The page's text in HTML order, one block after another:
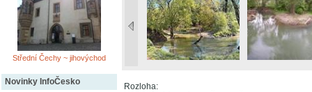
Střední Čechy ~ jihovýchod
Novinky InfoČesko
Rozloha: